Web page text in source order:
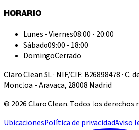
HORARIO
Lunes - Viernes08:00 - 20:00
Sábado09:00 - 18:00
DomingoCerrado
Claro Clean SL · NIF/CIF: B26898478 · C.
Moncloa - Aravaca, 28008 Madrid
© 2026Claro Clean. Todos los derechos
UbicacionesPolítica de privacidadAviso